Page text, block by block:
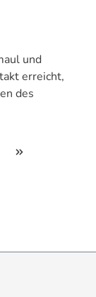
und
erreicht,
des